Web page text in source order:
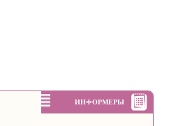
ИНФОРМЕРЫ